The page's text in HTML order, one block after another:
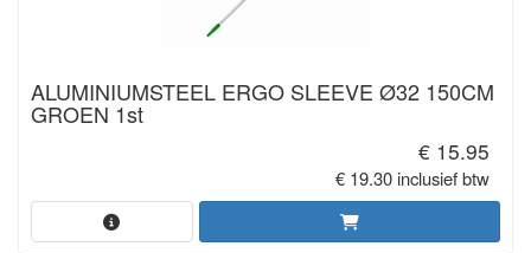
ALUMINIUMSTEEL ERGO SLEEVE Ø32 150CM
GROEN 1st
€ 15.95
€ 19.30 inclusief btw